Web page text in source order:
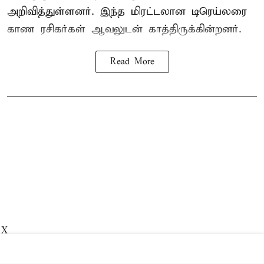
அறிவித்துள்ளனர். இந்த மிரட்டலான டிரெய்லரை
காண ரசிகர்கள் ஆவலுடன் காத்திருக்கின்றனர்.
Read More
X